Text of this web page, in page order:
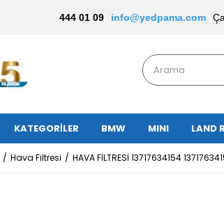
444 01 09 info@yedpama.com
KATEGORİLER BMW MINI LAND
Hava Filtresi HAVA FİLTRESİ 13717634154